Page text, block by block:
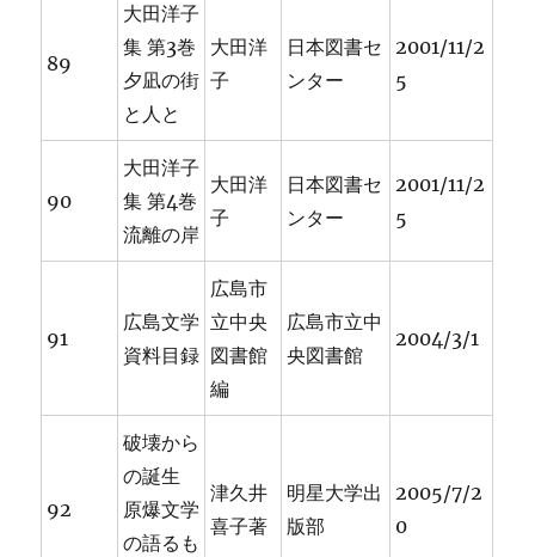
89
大田洋子
集 第3巻
夕凪の街
と人と
大田洋
子
日本図書セ
ンター
2001/11/2
5
90
大田洋子
集 第4巻
流離の岸
大田洋
子
日本図書セ
ンター
2001/11/2
5
91
広島文学
資料目録
広島市
立中央
図書館
編
広島市立中
央図書館
2004/3/1
92
破壊から
の誕生
原爆文学
の語るも
津久井
喜子著
明星大学出
版部
2005/7/2
0